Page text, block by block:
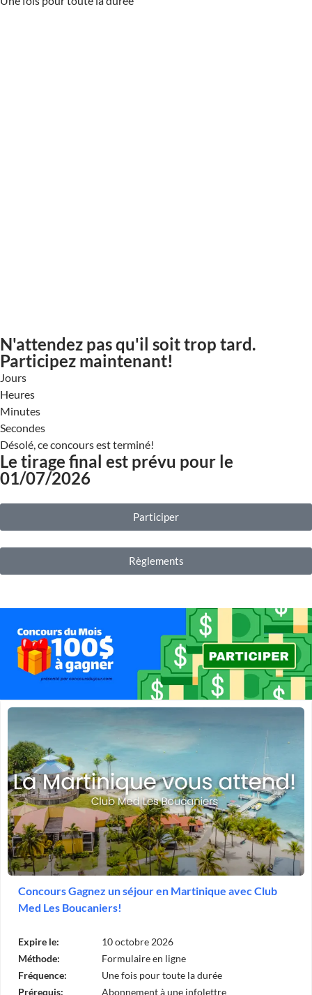
N'attendez pas qu'il soit trop tard.
Participez maintenant!
Jours
Heures
Minutes
Secondes
Désolé, ce concours est terminé!
Le tirage final est prévu pour le
01/07/2026
Participer
Règlements
Concours Gagnez un séjour en Martinique avec Club
Med Les Boucaniers!
Expire le:
10 octobre 2026
Méthode:
Formulaire en ligne
Fréquence:
Une fois pour toute la durée
Prérequis:
Abonnement à une infolettre